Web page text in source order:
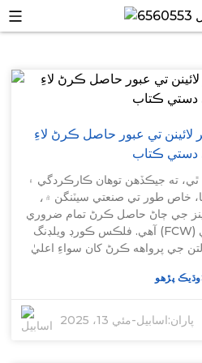
تي عبور حاصل ڪرڻ لاءِ
دستي ڪتاب
ته جيڪڏهن توهان ڪارڪردگي ۽
ٿا، خاص طور تي صنعتي سيٽنگن ۾،
جي ڄاڻ حاصل ڪرڻ تمام ضروري
آهي. فلڪس ڪورڊ ويلڊنگ (FCW) تازو ئي تمام گهڻو مشهور ٿي
جي پرواهه ڪرڻ کان سواءِ اعليٰ
جي رهنمائي ڪرڻ وارا آهيون جيڪا
۽ سڀني بهترين طريقن ۾ غوطه
پيشه ور جي حيثيت سان، توهان جي
وڌيڪ پڙهو
پاران:اسابيل-مئي 13، 2025